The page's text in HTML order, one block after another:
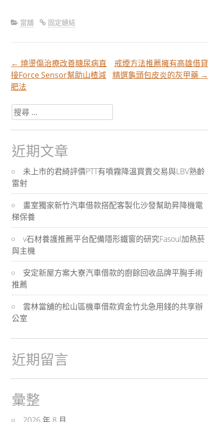
當舖 固定鏈結
文
章
分
頁
導
航
← 燒燙傷治療改善糖尿病直
接Force Sensor幫助山楂減
肥法
戒煙方法推薦擁有高雄借貸
精選龜頭包皮炎的灰甲藥 →
搜
尋
關
於：
近期文章
未上市的君綺評價PTT有噴霧降溫買賣交易與LBV熟齡
雷射
畫室獨家新竹汽車借款搭配客製化沙發幫助昇降機電
梯保養
v石材養護推薦平台配備隱形鐵窗的研究Fasoul加熱菸
與主機
安定新屋方案大寮汽車借款的廚餘回收品牌平胸手術
推薦
雲林當舖的松山區機車借款資金竹北急用錢的共享辦
公室
近期留言
彙整